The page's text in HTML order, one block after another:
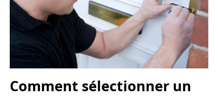
Comment sélectionner un